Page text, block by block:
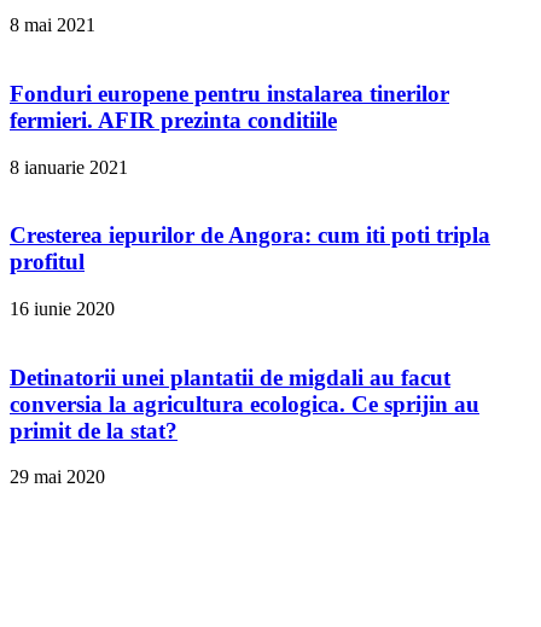
8 mai 2021
Fonduri europene pentru instalarea tinerilor
fermieri. AFIR prezinta conditiile
8 ianuarie 2021
Cresterea iepurilor de Angora: cum iti poti tripla
profitul
16 iunie 2020
Detinatorii unei plantatii de migdali au facut
conversia la agricultura ecologica. Ce sprijin au
primit de la stat?
29 mai 2020